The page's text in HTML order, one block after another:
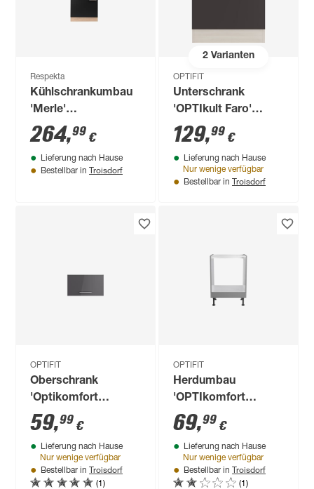
Respekta
Kühlschrankumbau
'Merle'
schwarz/eichefarben
144,8 x 60 cm
264,99 €
Lieferung nach Hause
Bestellbar in Troisdorf
2Varianten
OPTIFIT
Unterschrank
'OPTIkult Faro'
anthrazit/akaziefarben
60 x 84,8 x 60 cm
129,99 €
Lieferung nach Hause
Nur wenige verfügbar
Bestellbar in Troisdorf
OPTIFIT
Oberschrank
'Optikomfort
Jonte984'
anthrazit/eichefarben
60 x 35,2 x 34,9 cm
59,99 €
Lieferung nach Hause
Nur wenige verfügbar
Bestellbar in Troisdorf
(1)
OPTIFIT
Herdumbau
'OPTIkomfort
Mats825' basaltgrau
60 x 87 x 58,4 cm
69,99 €
Lieferung nach Hause
Nur wenige verfügbar
Bestellbar in Troisdorf
(1)